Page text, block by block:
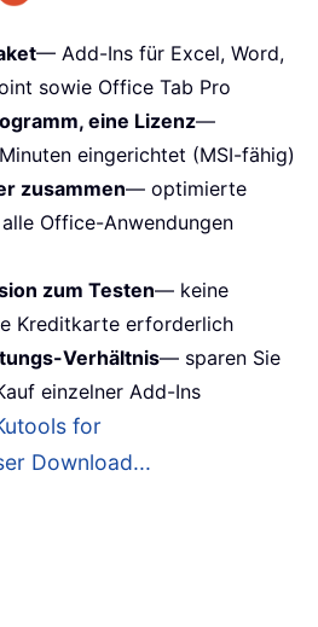
— Add-Ins für Excel, Word,
sowie Office Tab Pro
eine Lizenz—
eingerichtet (MSI-fähig)
zusammen— optimierte
Office-Anwendungen
zum Testen— keine
Kreditkarte erforderlich
Verhältnis— sparen Sie
einzelner Add-Ins
for
Download...